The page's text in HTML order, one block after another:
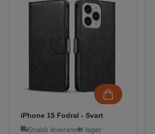
iPhone 15 Fodral - Svart
Snabb leverans I lager